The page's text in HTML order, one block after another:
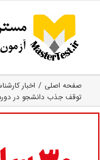
content
صفحه اصلی
اخبار
توقف جذب دانشجو در دوره